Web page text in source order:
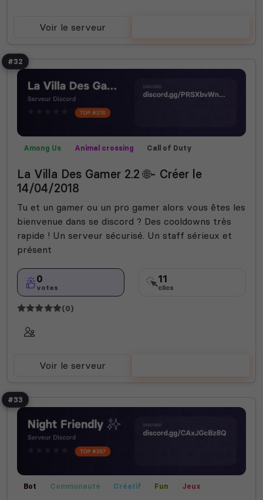
Voir le serveur
#32
Among Us Animal crossing
Call of Duty
Helldivers 2
Jeux Rocket League
La Villa Des Gamer 2.2 🌐- Créer le
14/04/2018
Tu et un gamer ou un pro gamer alors vous êtes les
bienvenue dans se discord ? Des cooldowns très
rapide ! Un serveur sécurisé. Un staff sérieux et
présent
0
votes
11
clics
(0)
Voir le serveur
#33
Bot Communauté Créatif Fun
Jeux